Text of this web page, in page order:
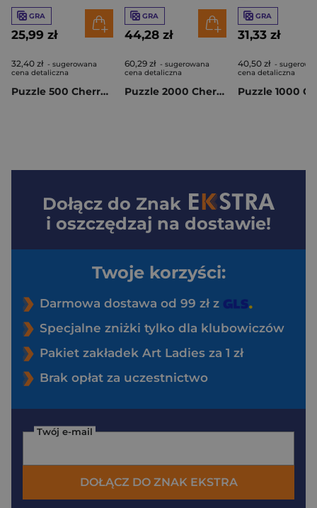
GRA
25,99 zł
32,40 zł - sugerowana
cena detaliczna
Puzzle 500 CherryPazzi Espresso Yourself 20463
GRA
44,28 zł
60,29 zł - sugerowana
cena detaliczna
Puzzle 2000 CherryPazzi Sweet Rhapsody 50286
GRA
31,33 zł
40,50 zł -
cena detaliczna
Dołącz do Znak
i oszczędzaj na dostawie!
Twoje korzyści:
Darmowa dostawa od 99 zł z
Specjalne zniżki tylko dla klubowiczów
Pakiet zakładek Art Ladies za 1 zł
Brak opłat za uczestnictwo
Twój e-mail
DOŁĄCZ DO ZNAK EKSTRA